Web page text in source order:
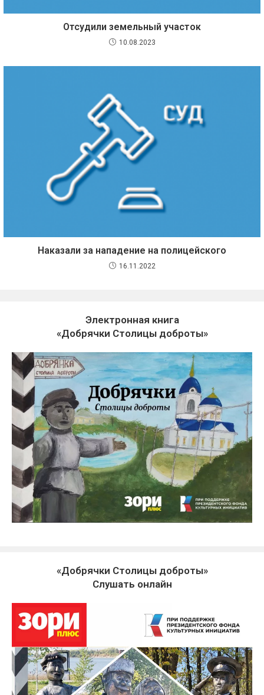
Отсудили земельный участок
10.08.2023
Наказали за нападение на полицейского
16.11.2022
Электронная книга
«Добрячки Столицы доброты»
«Добрячки Столицы доброты»
Слушать онлайн